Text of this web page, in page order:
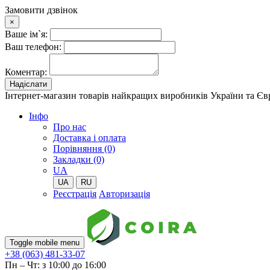
Замовити дзвінок
×
Ваше ім`я:
Ваш телефон:
Коментар:
Надіслати
Інтернет-магазин товарів найкращих виробників України та
Iнфо
Про нас
Доставка і оплата
Порівняння (0)
Закладки (0)
UA
UA RU
Реєстрація Авторизація
Toggle mobile menu
+38 (063) 481-33-07
Пн – Чт: з 10:00 до 16:00